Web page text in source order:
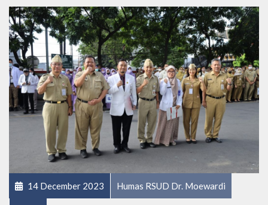
14 December 2023 Humas RSUD Dr. Moewardi